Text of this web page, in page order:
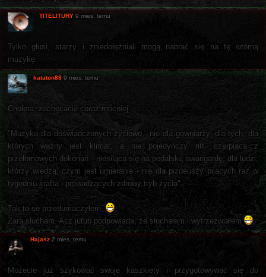
TITELITURY 9 mies. temu
Tylko głusi, starzy i zniedołężniali mogą nabrać się na tę wtórną
muzykę.
kataton88 9 mies. temu
Cholera, zachęcacie coraz mocniej.
"Muzyka dla doświadczonych życiowo - nie dla gówniarzy, dla tych, dla
których ważny jest klimat, a nie pojedynczy riff, czerpiąca z
przełomowych dokonań - niesiląca się na pedalską awangardę, dla ludzi,
którzy wiedzą, czym jest umieranie - nie dla pizdeuszy pijących raz w
tygodniu krafta i prowadzących zdrowy tryb życia".
Tak to se przetłumaczyłem.
Zara słucham. Acz jutub podpowiada, że słuchałem i wytrzeźwiałem
Hajasz 2 mies. temu
Możecie już szykować swoje kaszkiety i przygotowywać się do